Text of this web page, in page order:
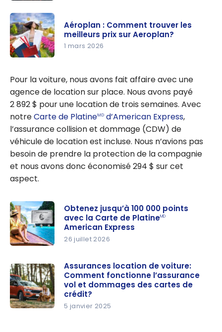
jusqu’à
90 000
points
Aéroplan
offres
d’America
n Express
Comment
trouver les
meilleurs
prix sur
Aeroplan?
Aéroplan : Comment trouver les
meilleurs prix sur Aeroplan?
1 mars 2026
Pour la voiture, nous avons fait affaire avec une
agence de location sur place. Nous avons payé
2 892 $ pour une location de trois semaines. Avec
notreCarte de PlatineMD d’American Express,
l’assurance collision et dommage (CDW) de
véhicule de location est incluse. Nous n’avions pas
besoin de prendre la protection de la compagnie
et nous avons donc économisé294 $ sur cet
aspect.
jusqu’à
100 000
points
avec la
Obtenez jusqu’à 100 000 points
avec la Carte de PlatineMD
American Express
26 juillet 2026
Assurances location de voiture:
Comment fonctionne l’assurance
vol et dommages des cartes de
crédit?
5 janvier 2025